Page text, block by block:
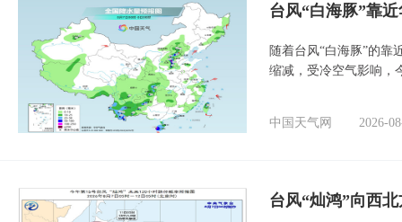
台风“白海豚”靠
随着台风“白海豚”的靠
缩减，受冷空气影响，
中国天气网 2026-
台风“灿鸿”向西